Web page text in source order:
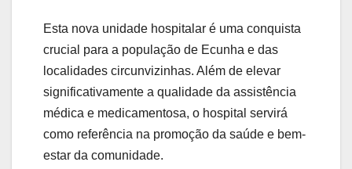
Esta nova unidade hospitalar é uma conquista
crucial para a população de Ecunha e das
localidades circunvizinhas. Além de elevar
significativamente a qualidade da assistência
médica e medicamentosa, o hospital servirá
como referência na promoção da saúde e bem-
estar da comunidade.